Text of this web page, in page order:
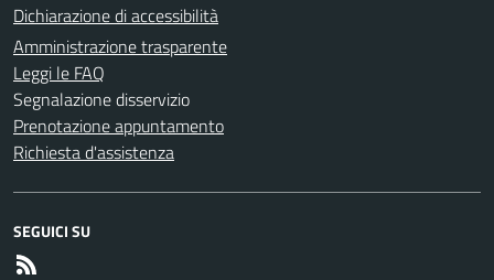
Dichiarazione di accessibilità
Amministrazione trasparente
Leggi le FAQ
Segnalazione disservizio
Prenotazione appuntamento
Richiesta d'assistenza
SEGUICI SU